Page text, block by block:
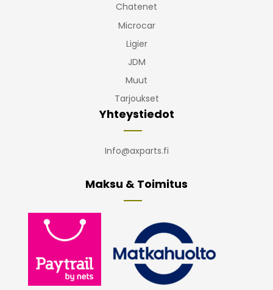
Chatenet
Microcar
Ligier
JDM
Muut
Tarjoukset
Yhteystiedot
Info@axparts.fi
Maksu & Toimitus